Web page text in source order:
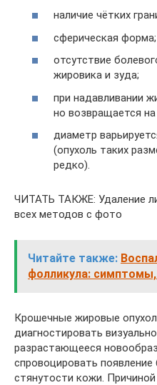
наличие чётких
сферическая форма;
отсутствие
жировика и зуда;
при надавливании
но возвращается
диаметр
(опухоль таких
редко).
ЧИТАТЬ ТАКЖЕ: Удаление
всех методов с фото
Читайте также:
фолликула:
Крошечные жировые
диагностировать
разрастающееся
спровоцировать
стянутости кожи.